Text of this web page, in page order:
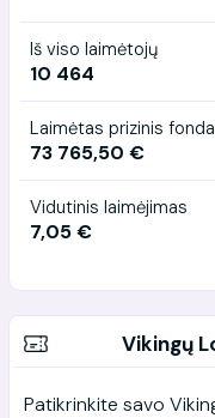
Iš viso laimėtojų
10 464
Laimėtas prizinis
73 765,50 €
Vidutinis laimėjimas
7,05 €
Vikingų
Patikrinkite savo